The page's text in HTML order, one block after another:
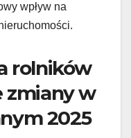
wpływ na
rolników
zmiany w
2025